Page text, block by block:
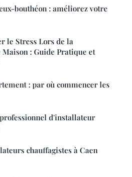
bouthéon : améliorez votre
le Stress Lors de la
Maison : Guide Pratique et
: par où commencer les
d'installateur
chauffagistes à Caen